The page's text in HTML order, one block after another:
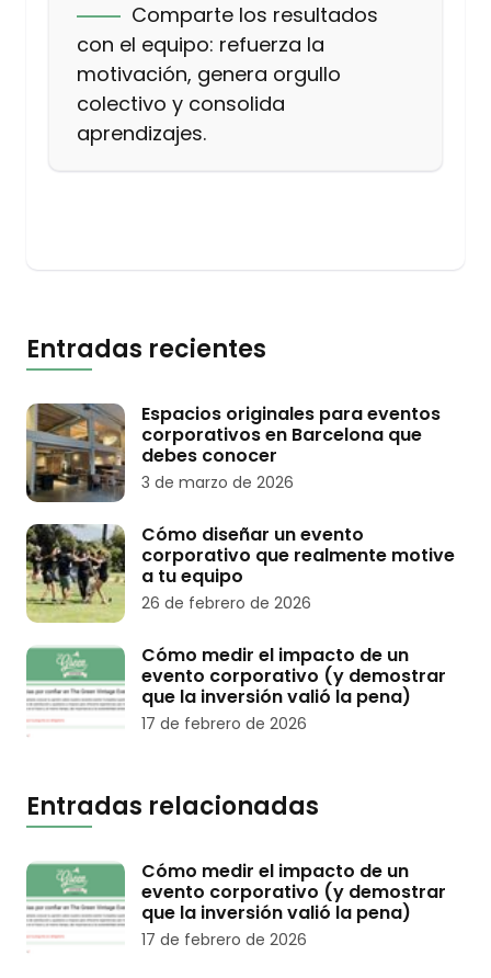
Comparte los resultados
con el equipo: refuerza la
motivación, genera orgullo
colectivo y consolida
aprendizajes.
Entradas recientes
Espacios originales para eventos
corporativos en Barcelona que
debes conocer
3 de marzo de 2026
Cómo diseñar un evento
corporativo que realmente motive
a tu equipo
26 de febrero de 2026
Cómo medir el impacto de un
evento corporativo (y demostrar
que la inversión valió la pena)
17 de febrero de 2026
Entradas relacionadas
Cómo medir el impacto de un
evento corporativo (y demostrar
que la inversión valió la pena)
17 de febrero de 2026